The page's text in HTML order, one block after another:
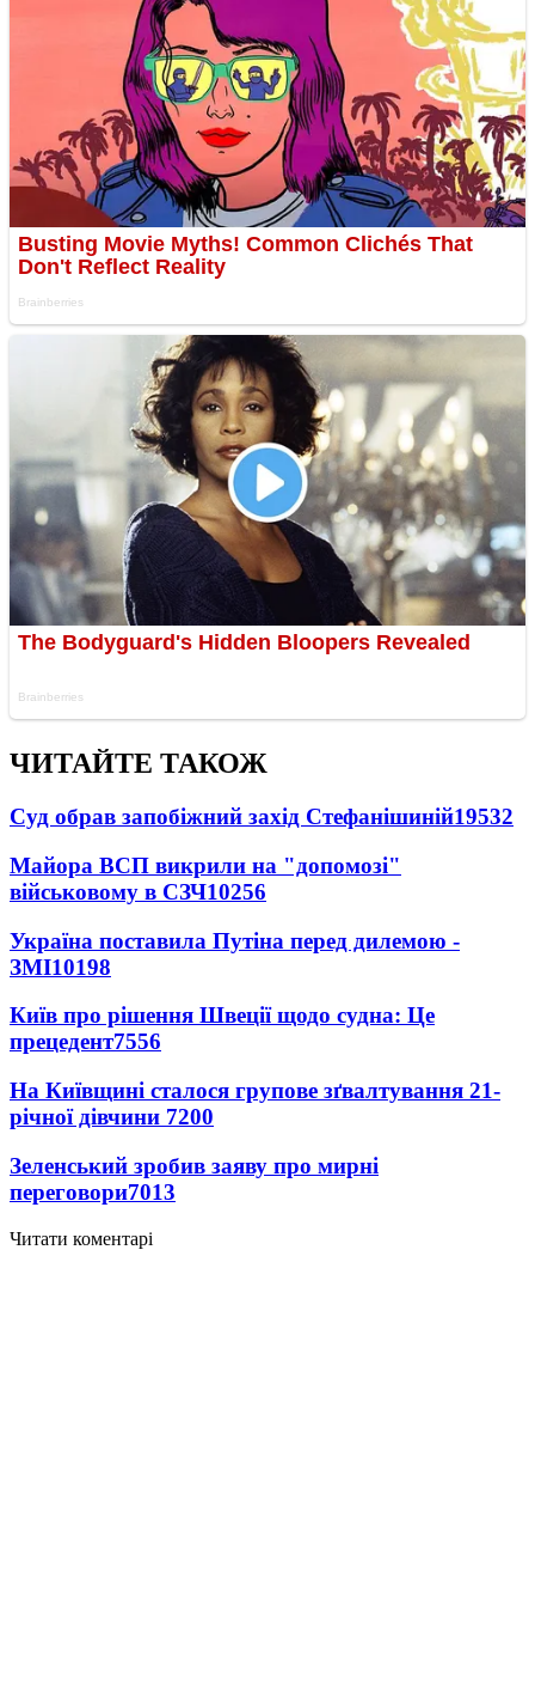
ЧИТАЙТЕ ТАКОЖ
Суд обрав запобіжний захід Стефанішиній19532
Майора ВСП викрили на "допомозі"
військовому в СЗЧ10256
Україна поставила Путіна перед дилемою -
ЗМІ10198
Київ про рішення Швеції щодо судна: Це
прецедент7556
На Київщині сталося групове зґвалтування 21-
річної дівчини 7200
Зеленський зробив заяву про мирні
переговори7013
Читати коментарі